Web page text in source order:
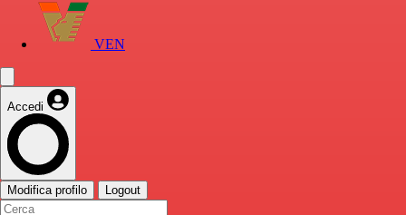
VEN
Accedi
Modifica profilo Logout